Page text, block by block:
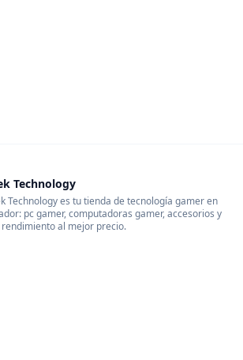
Technology
Technology es tu tienda de tecnología gamer en
pc gamer, computadoras gamer, accesorios y
al mejor precio.